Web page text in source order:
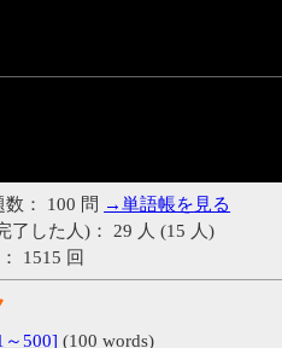
： 100 問 →単語帳を見る
了した人)： 29 人 (15 人)
1515 回
500] (100 words)